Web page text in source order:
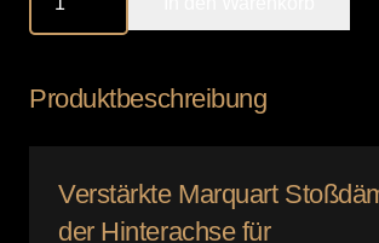
MB
Menge
Produktbeschreibung
Verstärkte Marquart
der Hinterachse für